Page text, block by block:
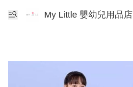
My Little 嬰幼兒用品店